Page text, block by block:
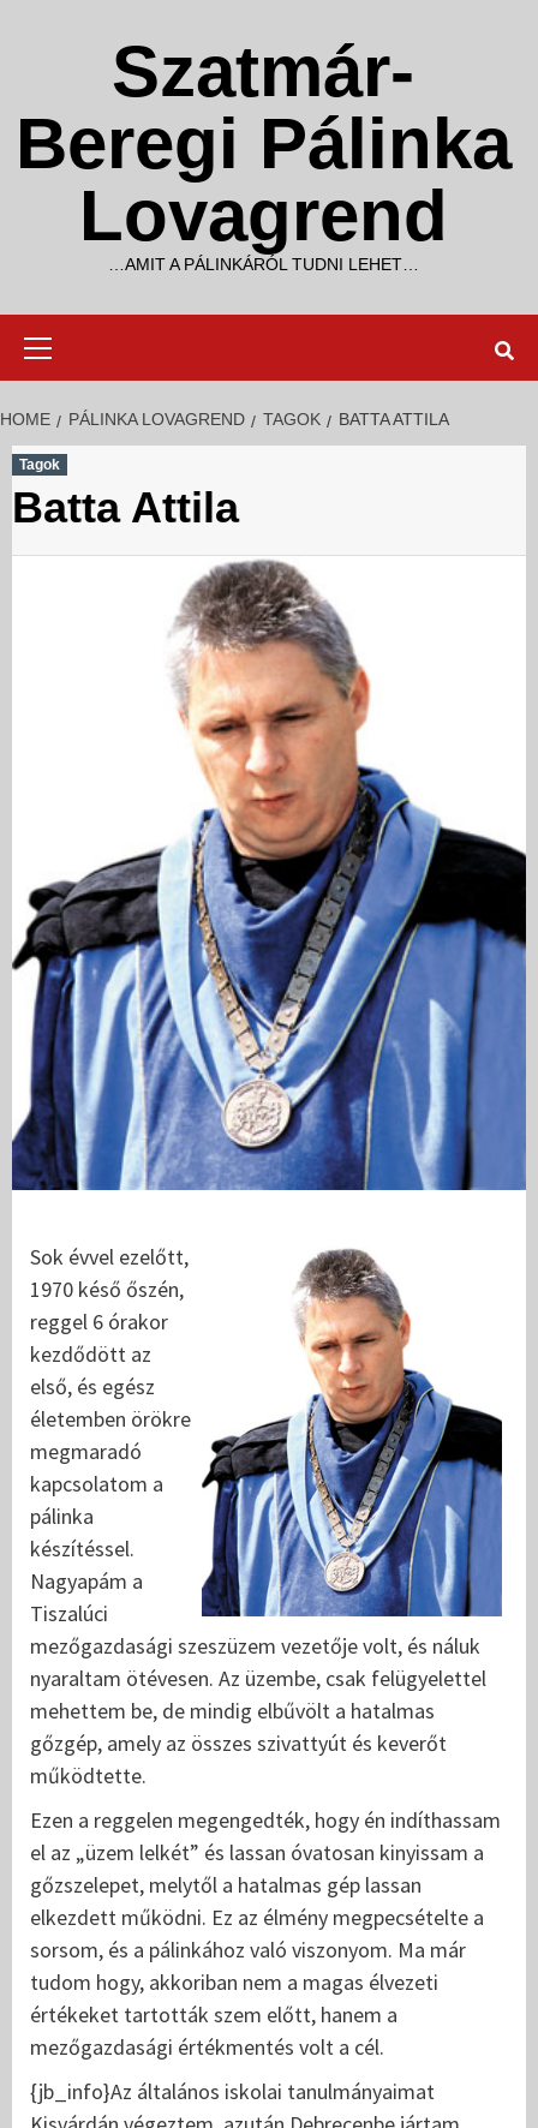
Szatmár-
Beregi Pálinka
Lovagrend
…AMIT A PÁLINKÁRÓL TUDNI LEHET…
HOME PÁLINKA LOVAGREND TAGOK BATTA ATTILA
Tagok
Batta Attila
Sok évvel ezelőtt,
1970 késő őszén,
reggel 6 órakor
kezdődött az
első, és egész
életemben örökre
megmaradó
kapcsolatom a
pálinka
készítéssel.
Nagyapám a
Tiszalúci
mezőgazdasági szeszüzem vezetője volt, és náluk
nyaraltam ötévesen. Az üzembe, csak felügyelettel
mehettem be, de mindig elbűvölt a hatalmas
gőzgép, amely az összes szivattyút és keverőt
működtette.
Ezen a reggelen megengedték, hogy én indíthassam
el az „üzem lelkét” és lassan óvatosan kinyissam a
gőzszelepet, melytől a hatalmas gép lassan
elkezdett működni. Ez az élmény megpecsételte a
sorsom, és a pálinkához való viszonyom. Ma már
tudom hogy, akkoriban nem a magas élvezeti
értékeket tartották szem előtt, hanem a
mezőgazdasági értékmentés volt a cél.
{jb_info}Az általános iskolai tanulmányaimat